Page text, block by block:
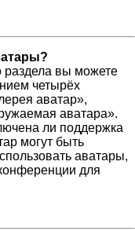
раздела вы можете
четырёх
аватар»,
аватара».
ли поддержка
могут быть
аватары,
для